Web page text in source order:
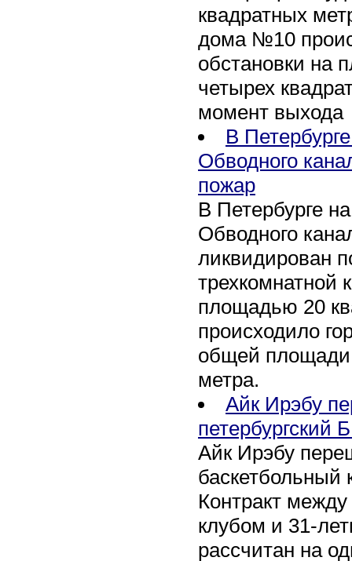
квадратных
дома №10
обстановки на
четырех
момент выхода
В
Обводного
пожар
В Петербурге
Обводного
ликвидирован
трехкомнатной
площадью 20
происходило
общей площади
метра.
Айк Ирэбу
петербургский
Айк Ирэбу
баскетбольный
Контракт между
клубом и 31-
рассчитан на